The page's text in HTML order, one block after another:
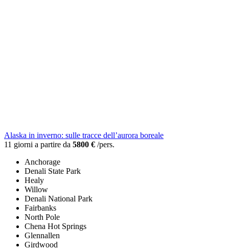
Alaska in inverno: sulle tracce dell’aurora boreale
11 giorni a partire da 5800 € /pers.
Anchorage
Denali State Park
Healy
Willow
Denali National Park
Fairbanks
North Pole
Chena Hot Springs
Glennallen
Girdwood